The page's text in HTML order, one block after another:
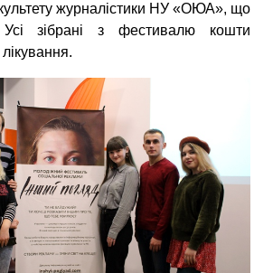
журналістики НУ «ОЮА», що
зібрані з фестивалю кошти